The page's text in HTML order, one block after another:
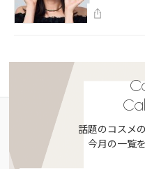
話題のコスメ
今月の一覧